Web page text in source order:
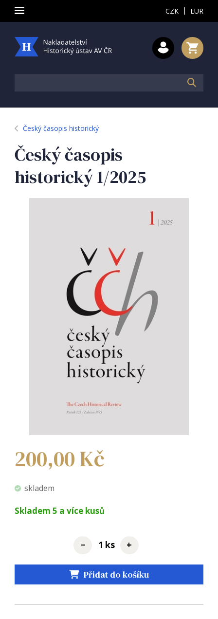
CZK | EUR
Český časopis historický
Český časopis
historický 1/2025
200,00Kč
skladem
Skladem 5 a více kusů
− ks +
Přidat do košíku